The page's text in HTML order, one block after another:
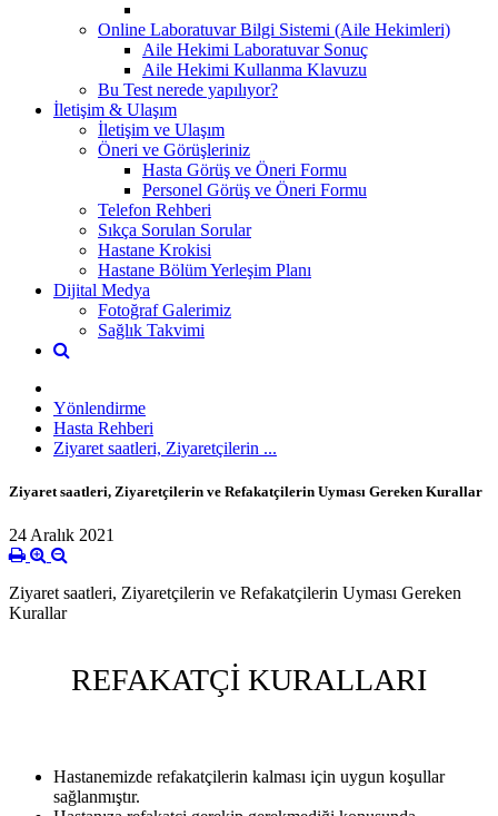
Online Laboratuvar Bilgi Sistemi (Aile Hekimleri)
Aile Hekimi Laboratuvar Sonuç
Aile Hekimi Kullanma Klavuzu
Bu Test nerede yapılıyor?
İletişim & Ulaşım
İletişim ve Ulaşım
Öneri ve Görüşleriniz
Hasta Görüş ve Öneri Formu
Personel Görüş ve Öneri Formu
Telefon Rehberi
Sıkça Sorulan Sorular
Hastane Krokisi
Hastane Bölüm Yerleşim Planı
Dijital Medya
Fotoğraf Galerimiz
Sağlık Takvimi
Yönlendirme
Hasta Rehberi
Ziyaret saatleri, Ziyaretçilerin ...
Ziyaret saatleri, Ziyaretçilerin ve Refakatçilerin Uyması Gereken Kurallar
24 Aralık 2021
Ziyaret saatleri, Ziyaretçilerin ve Refakatçilerin Uyması Gereken
Kurallar
REFAKATÇİ KURALLARI
Hastanemizde refakatçilerin kalması için uygun koşullar
sağlanmıştır.